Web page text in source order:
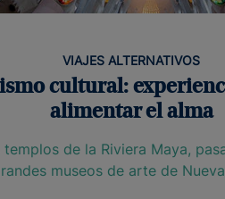
VIAJES ALTERNATIVOS
cultural:
alimentar el alma
templos de la Riviera Maya,
museos de arte de